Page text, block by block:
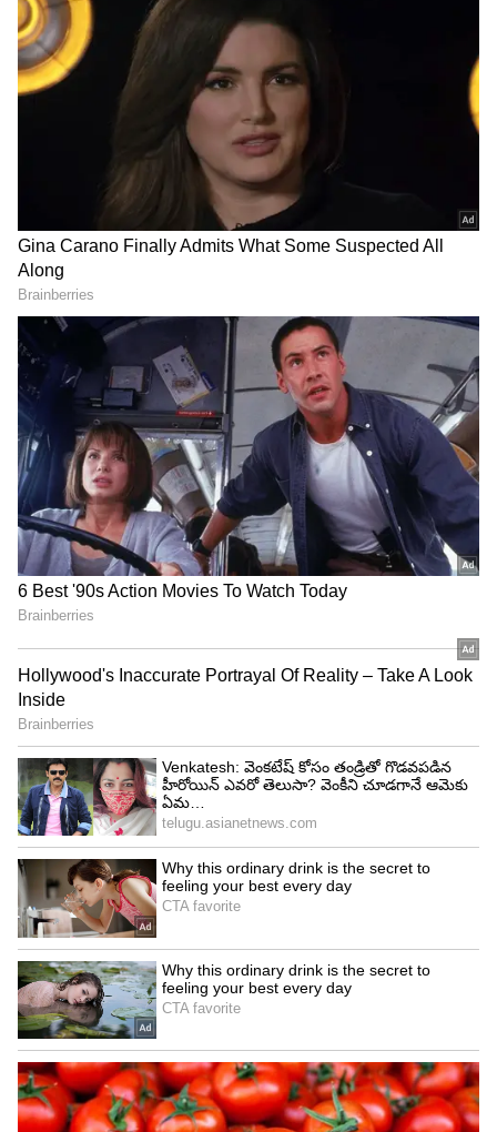
గుజరాత్‌లో వింత ఘటన అలల్లా ఎగసి
పడుతున్న బావి నీళ్లు | Virparada village |
Gujarat mysterious well
బంగాళాఖాతంలో అల్పపీడనం...ఇక ఏపీలో
దంచుడే | Asianet News Telugu